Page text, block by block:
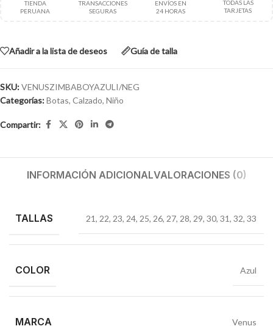
TIENDA
PERUANA
TRANSACCIONES
SEGURAS
ENVÍOS EN
24 HORAS
TODAS LAS
TARJETAS
Añadir a la lista de deseos Guía de talla
SKU:VENUSZIMBABOYAZULI/NEG
Categorías:Botas, Calzado, Niño
Compartir:
INFORMACIÓN ADICIONALVALORACIONES (0)
TALLAS 21, 22, 23, 24, 25, 26, 27, 28, 29, 30, 31, 32, 33
COLOR Azul
MARCA Venus